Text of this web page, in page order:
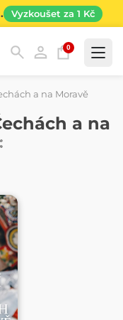
Vyzkoušet za 1 Kč
0
a na Moravě
a na